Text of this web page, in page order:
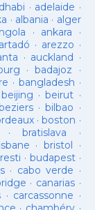
· adelaide ·
· albania · alger
· ankara ·
· arezzo ·
· auckland ·
·badajoz ·
· bangladesh ·
beijing ·beirut ·
·bilbao ·
·boston ·
·bratislava ·
· bristol ·
· budapest·
· cabo verde ·
· canarias·
· carcassonne ·